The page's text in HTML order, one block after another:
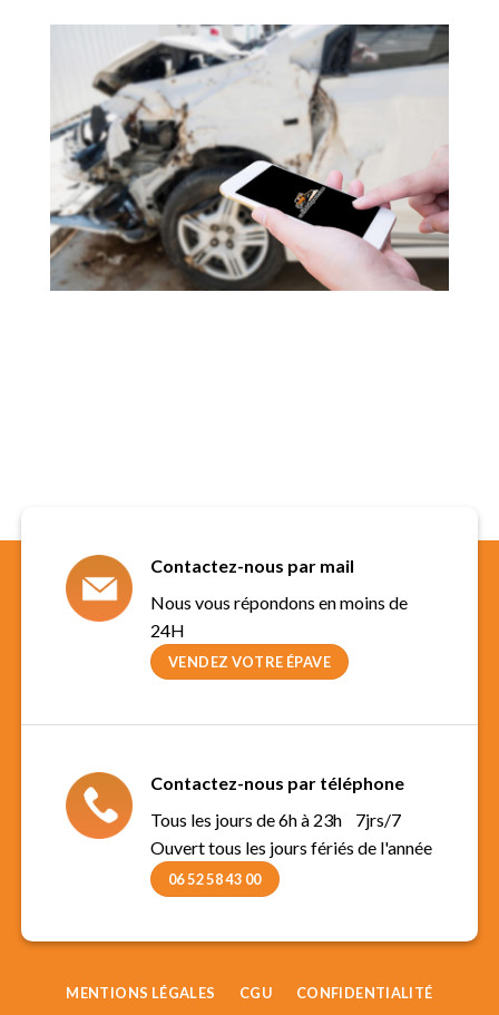
Contactez-nous par mail
Nous vous répondons en moins de
24H
VENDEZ VOTRE ÉPAVE
Contactez-nous par téléphone
Tous les jours de 6h à 23h 7jrs/7
Ouvert tous les jours fériés de l'année
06 52 58 43 00
MENTIONS LÉGALES CGU CONFIDENTIALITÉ